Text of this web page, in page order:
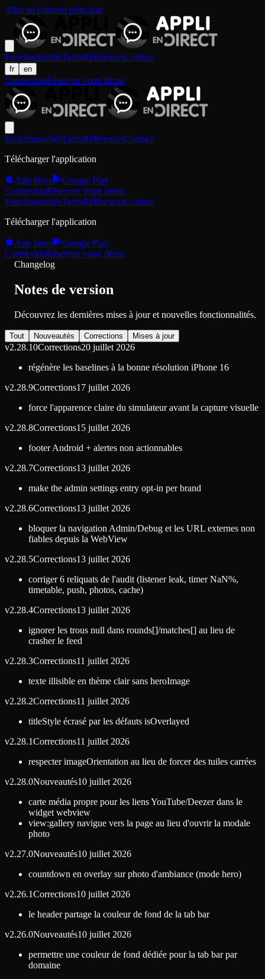
Aller au contenu principal
FonctionnalitésTarifsRéférencesContact
fr en
ConnexionRéservez votre démo
FonctionnalitésTarifsRéférencesContact
Télécharger l'application
App Store
Google Play
ConnexionRéservez votre démo
FonctionnalitésTarifsRéférencesContact
Télécharger l'application
App Store
Google Play
ConnexionRéservez votre démo
Changelog
Notes de version
Découvrez les dernières mises à jour et nouvelles fonctionnalités.
Tout Nouveautés Corrections Mises à jour
v2.28.10Corrections20 juillet 2026
régénère les baselines à la bonne résolution iPhone 16
v2.28.9Corrections17 juillet 2026
force l'apparence claire du simulateur avant la capture visuelle
v2.28.8Corrections15 juillet 2026
footer Android + alertes non actionnables
v2.28.7Corrections13 juillet 2026
make the admin settings entry opt-in per brand
v2.28.6Corrections13 juillet 2026
bloquer la navigation Admin/Debug et les URL externes non
fiables depuis la WebView
v2.28.5Corrections13 juillet 2026
corriger 6 reliquats de l'audit (listener leak, timer NaN%,
timetable, push, photos, cache)
v2.28.4Corrections13 juillet 2026
ignorer les trous null dans rounds[]/matches[] au lieu de
crasher le feed
v2.28.3Corrections11 juillet 2026
texte illisible en thème clair sans heroImage
v2.28.2Corrections11 juillet 2026
titleStyle écrasé par les défauts isOverlayed
v2.28.1Corrections11 juillet 2026
respecter imageOrientation au lieu de forcer des tuiles carrées
v2.28.0Nouveautés10 juillet 2026
carte média propre pour les liens YouTube/Deezer dans le
widget webview
view:gallery navigue vers la page au lieu d'ouvrir la modale
photo
v2.27.0Nouveautés10 juillet 2026
countdown en overlay sur photo d'ambiance (mode hero)
v2.26.1Corrections10 juillet 2026
le header partage la couleur de fond de la tab bar
v2.26.0Nouveautés10 juillet 2026
permettre une couleur de fond dédiée pour la tab bar par
domaine